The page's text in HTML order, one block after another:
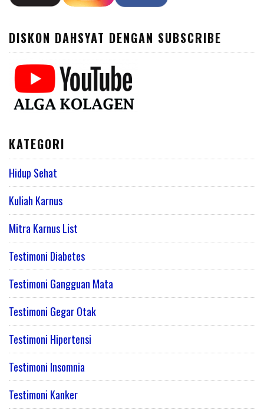
DISKON DAHSYAT DENGAN SUBSCRIBE
KATEGORI
Hidup Sehat
Kuliah Karnus
Mitra Karnus List
Testimoni Diabetes
Testimoni Gangguan Mata
Testimoni Gegar Otak
Testimoni Hipertensi
Testimoni Insomnia
Testimoni Kanker